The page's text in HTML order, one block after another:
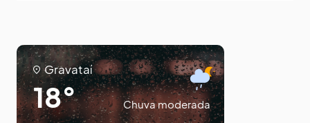
Gravataí
18° Chuva moderada